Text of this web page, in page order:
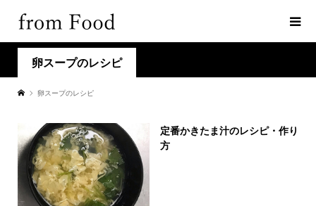
卵スープのレシピ
卵スープのレシピ
定番かきたま汁のレシピ・作り
方